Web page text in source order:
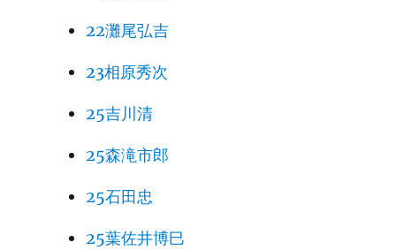
22灘尾弘吉
23相原秀次
25吉川清
25森滝市郎
25石田忠
25葉佐井博巳